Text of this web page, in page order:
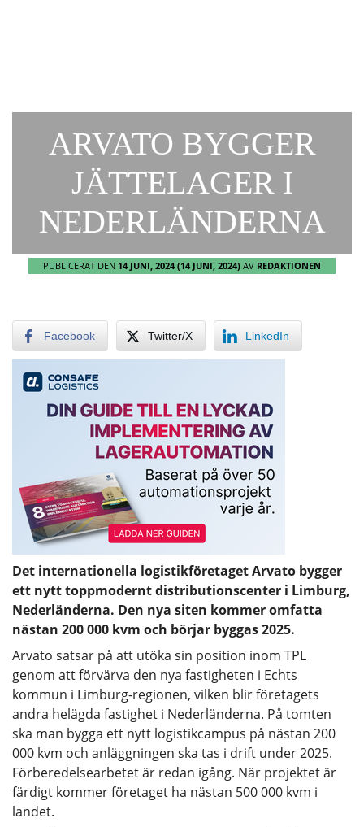
ARVATO BYGGER
JÄTTELAGER I
NEDERLÄNDERNA
PUBLICERAT DEN 14 JUNI, 2024 (14 JUNI, 2024) AV REDAKTIONEN
Facebook Twitter/X LinkedIn
Det internationella logistikföretaget Arvato bygger
ett nytt toppmodernt distributionscenter i Limburg,
Nederländerna. Den nya siten kommer omfatta
nästan 200 000 kvm och börjar byggas 2025.
Arvato satsar på att utöka sin position inom TPL
genom att förvärva den nya fastigheten i Echts
kommun i Limburg-regionen, vilken blir företagets
andra helägda fastighet i Nederländerna. På tomten
ska man bygga ett nytt logistikcampus på nästan 200
000 kvm och anläggningen ska tas i drift under 2025.
Förberedelsearbetet är redan igång. När projektet är
färdigt kommer företaget ha nästan 500 000 kvm i
landet.